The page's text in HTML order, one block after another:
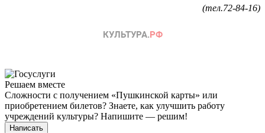
(тел.72-84-16)
Решаем вместе
Сложности с получением «Пушкинской карты» или
приобретением билетов? Знаете, как улучшить работу
учреждений культуры? Напишите — решим!
Написать